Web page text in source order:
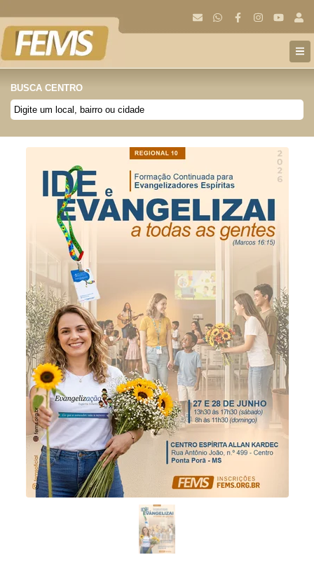
BUSCA CENTRO
Anterior